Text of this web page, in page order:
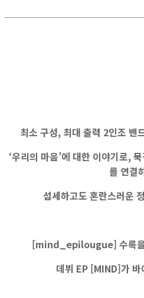
최소 구성, 최대 출력 2인조 밴
‘우리의 마음’에 대한 이야기로,
를 연결
섬세하고도 혼란스러운
[mind_epilougue] 수록을
데뷔 EP [MIND]가 바